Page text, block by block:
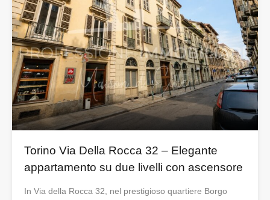
Torino Via Della Rocca 32 – Elegante
appartamento su due livelli con ascensore
In Via della Rocca 32, nel prestigioso quartiere Borgo